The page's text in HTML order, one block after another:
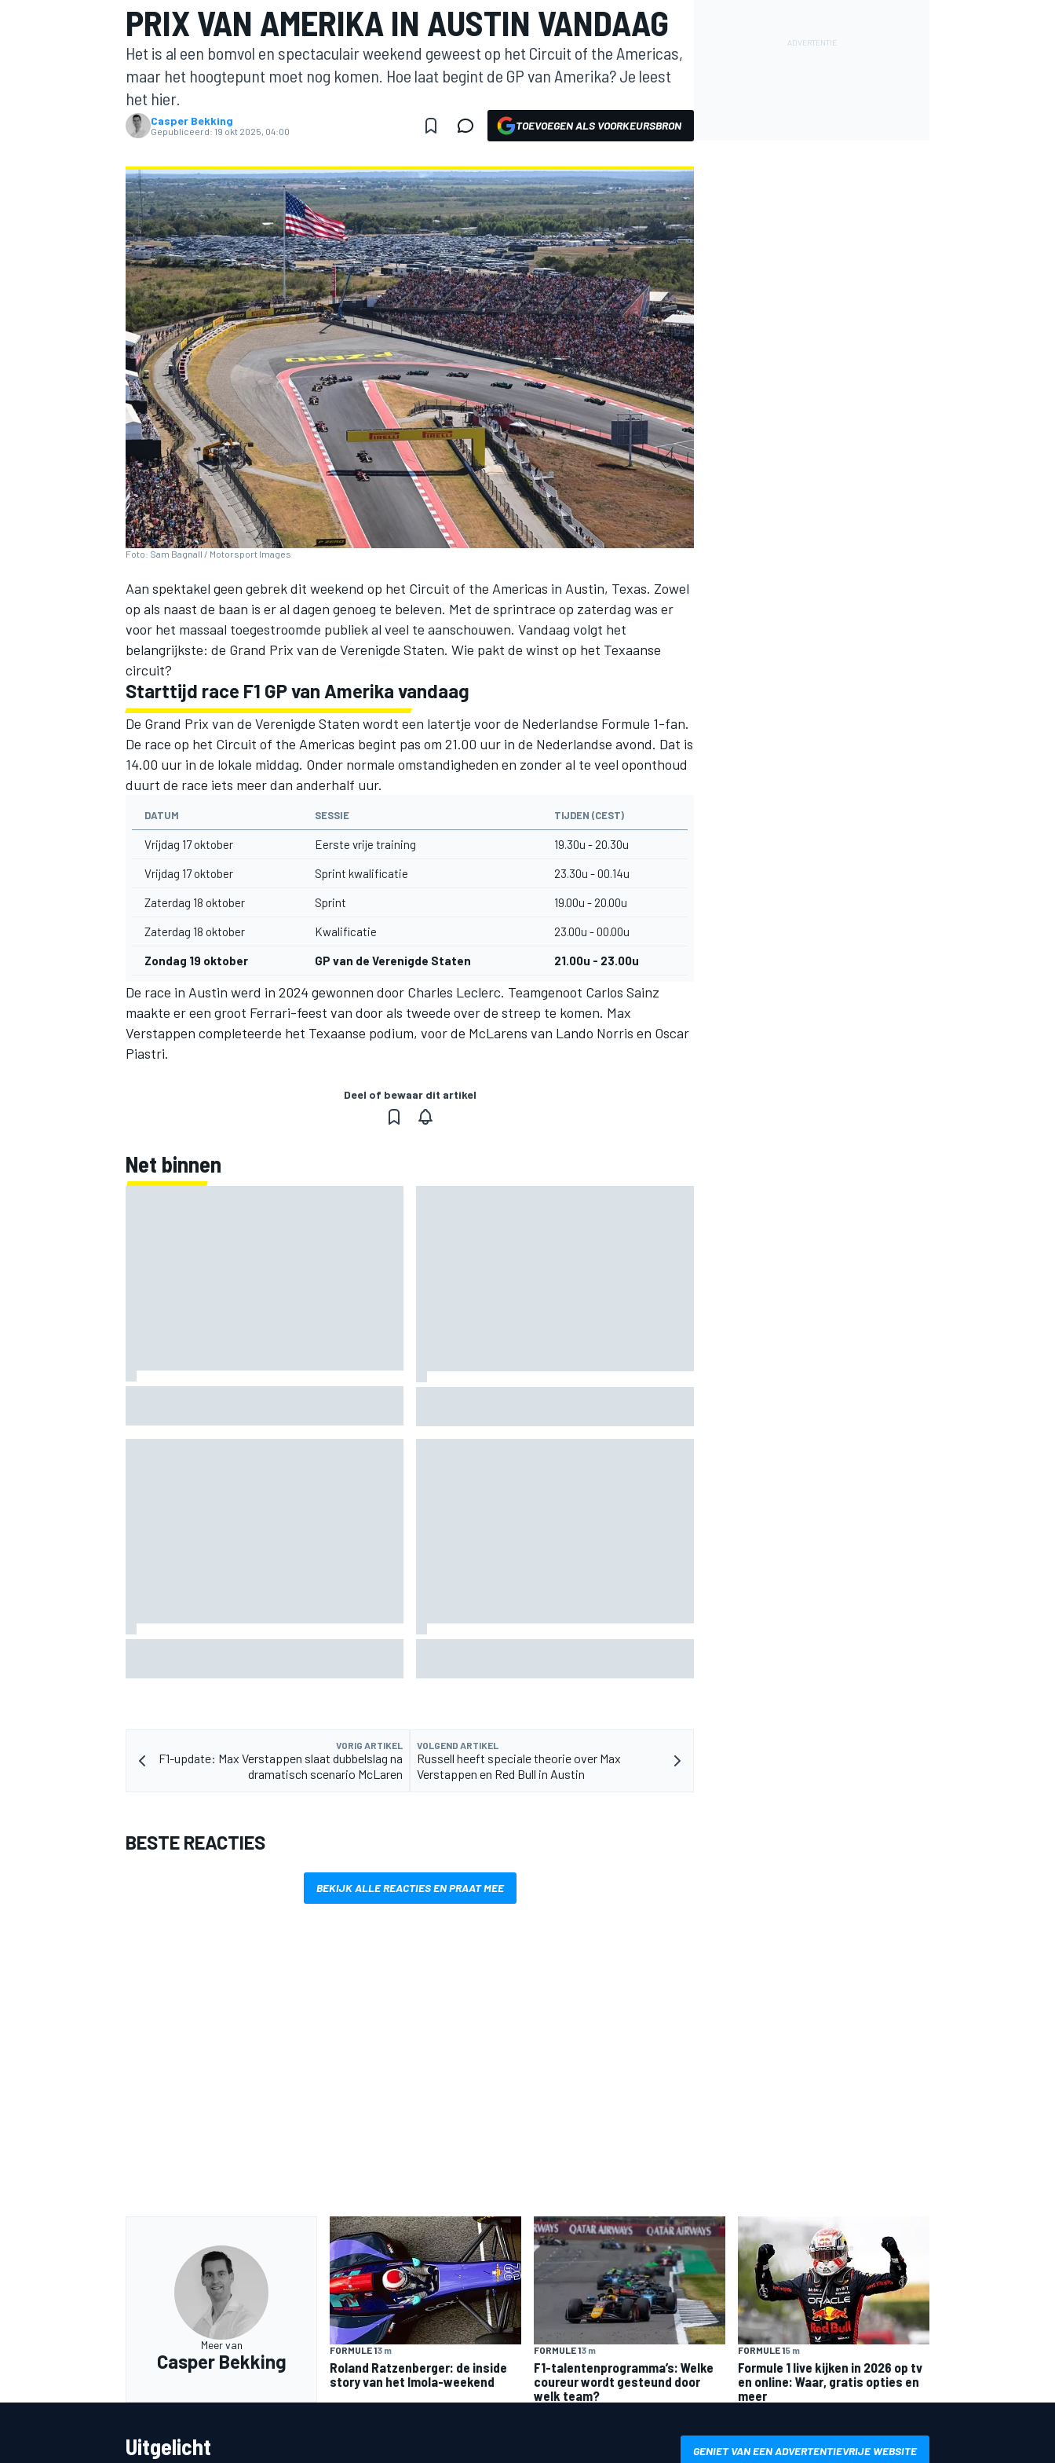
MOTOGP
INDYCAR
WEC DTM
PRIX VAN AMERIKA IN AUSTIN VANDAAG
Het is al een bomvol en spectaculair weekend geweest op het Circuit of the Americas,
maar het hoogtepunt moet nog komen. Hoe laat begint de GP van Amerika? Je leest
het hier.
Casper Bekking
Gepubliceerd: 19 okt 2025, 04:00 TOEVOEGEN ALS VOORKEURSBRON
Foto: Sam Bagnall / Motorsport Images
Aan spektakel geen gebrek dit weekend op het Circuit of the Americas in Austin, Texas. Zowel
op als naast de baan is er al dagen genoeg te beleven. Met de sprintrace op zaterdag was er
voor het massaal toegestroomde publiek al veel te aanschouwen. Vandaag volgt het
belangrijkste: de Grand Prix van de Verenigde Staten. Wie pakt de winst op het Texaanse
circuit?
Starttijd race F1 GP van Amerika vandaag
De Grand Prix van de Verenigde Staten wordt een latertje voor de Nederlandse Formule 1-fan.
De race op het Circuit of the Americas begint pas om 21.00 uur in de Nederlandse avond. Dat is
14.00 uur in de lokale middag. Onder normale omstandigheden en zonder al te veel oponthoud
duurt de race iets meer dan anderhalf uur.
DATUM SESSIE TIJDEN (CEST)
Vrijdag 17 oktober Eerste vrije training 19.30u - 20.30u
Vrijdag 17 oktober Sprint kwalificatie 23.30u - 00.14u
Zaterdag 18 oktober Sprint 19.00u - 20.00u
Zaterdag 18 oktober Kwalificatie 23.00u - 00.00u
Zondag 19 oktober GP van de Verenigde Staten 21.00u - 23.00u
De race in Austin werd in 2024 gewonnen door Charles Leclerc. Teamgenoot Carlos Sainz
maakte er een groot Ferrari-feest van door als tweede over de streep te komen. Max
Verstappen completeerde het Texaanse podium, voor de McLarens van Lando Norris en Oscar
Piastri.
Deel of bewaar dit artikel
Net binnen
VORIG ARTIKEL
F1-update: Max Verstappen slaat dubbelslag na
dramatisch scenario McLaren
VOLGEND ARTIKEL
Russell heeft speciale theorie over Max
Verstappen en Red Bull in Austin
BESTE REACTIES
BEKIJK ALLE REACTIES EN PRAAT MEE
Meer van
Casper Bekking
FORMULE 13 m
Roland Ratzenberger: de inside
story van het Imola-weekend
FORMULE 13 m
F1-talentenprogramma’s: Welke
coureur wordt gesteund door
welk team?
FORMULE 15 m
Formule 1 live kijken in 2026 op tv
en online: Waar, gratis opties en
meer
Uitgelicht GENIET VAN EEN ADVERTENTIEVRIJE WEBSITE